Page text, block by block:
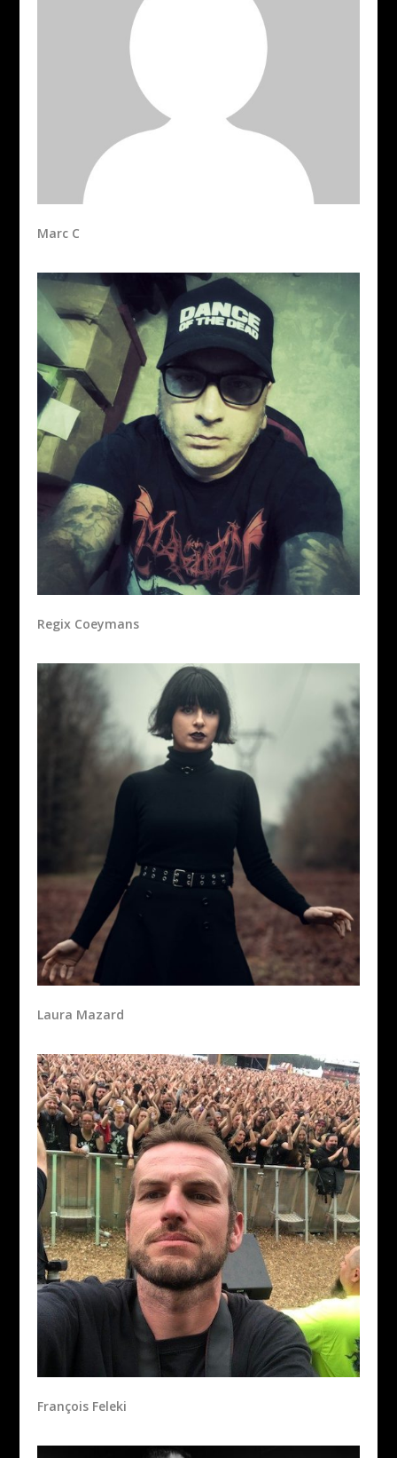
Marc C
Regix Coeymans
Laura Mazard
François Feleki